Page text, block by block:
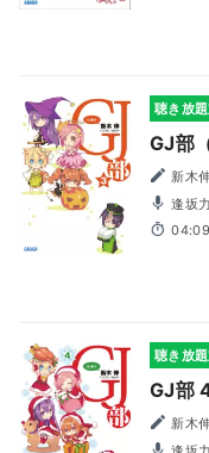
聴き放
GJ部
新木
逢坂力, 鵜澤正太郎, 朝日奈丸佳, 本泉莉奈, 福緒唯, 水野
亜美, 大
聴き放
GJ部
新木